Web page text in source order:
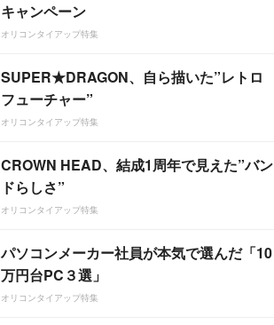
キャンペーン
オリコンタイアップ特集
SUPER★DRAGON、自ら描いた”レトロ
フューチャー”
オリコンタイアップ特集
CROWN HEAD、結成1周年で見えた”バン
ドらしさ”
オリコンタイアップ特集
パソコンメーカー社員が本気で選んだ「10
万円台PC３選」
オリコンタイアップ特集